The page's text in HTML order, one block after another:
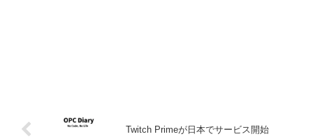
Twitch Primeが日本でサービス開始